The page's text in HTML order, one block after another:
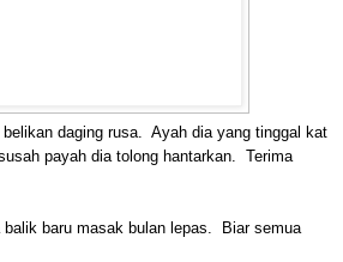
daging rusa. Ayah dia yang tinggal kat
payah dia tolong hantarkan. Terima
baru masak bulan lepas. Biar semua